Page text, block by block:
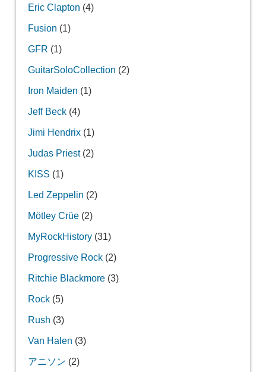
Eric Clapton (4)
Fusion (1)
GFR (1)
GuitarSoloCollection (2)
Iron Maiden (1)
Jeff Beck(4)
Jimi Hendrix(1)
Judas Priest(2)
KISS (1)
Led Zeppelin (2)
Mötley Crüe(2)
MyRockHistory(31)
Progressive Rock(2)
Ritchie Blackmore(3)
Rock(5)
Rush (3)
Van Halen (3)
アニソン (2)